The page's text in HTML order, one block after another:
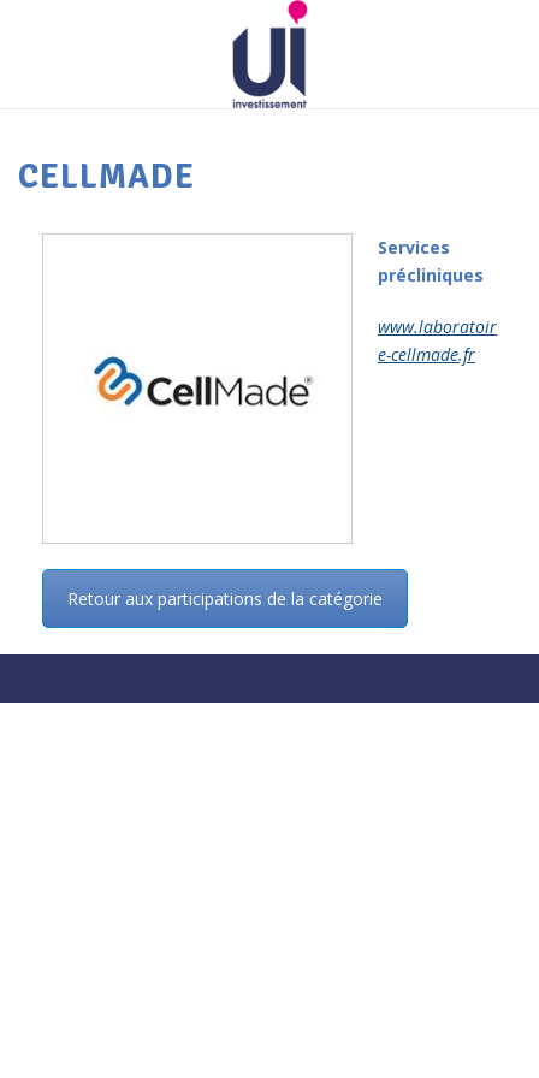
CELLMADE
Services
précliniques
www.laboratoir
e-cellmade.fr
Retour aux participations de la catégorie